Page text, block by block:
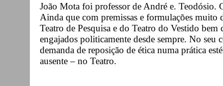
João Mota foi professor de André e. Teodósio.
Ainda que com premissas e formulações muito
Teatro de Pesquisa e do Teatro do Vestido
engajados politicamente desde sempre. No seu
demanda de reposição de ética numa prática
ausente – no Teatro.